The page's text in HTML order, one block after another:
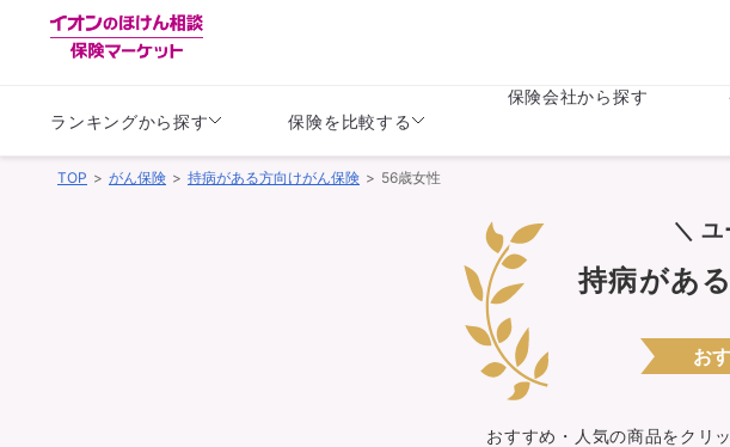
ランキングから探す
がん保険
持病がある方向け
持病
保険を比較する
がん保険
収入
保険会社から探す
ライフ
TOP がん保険 持病がある方向けがん保険 56歳女性
＼
持病があ
お
おすすめ・人気の商品をクリ